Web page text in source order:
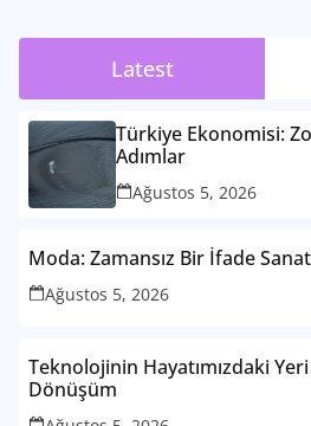
Latest
Türkiye Ekonomisi:
Adımlar
Ağustos 5, 2026
Moda: Zamansız Bir İfade
Ağustos 5, 2026
Teknolojinin Hayatımızdaki
Dönüşüm